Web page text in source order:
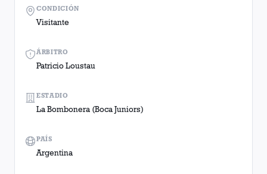
ÁRBITRO
Patricio Loustau
CONDICIÓN
Visitante
ESTADIO
La Bombonera (Boca Juniors)
PAÍS
Argentina